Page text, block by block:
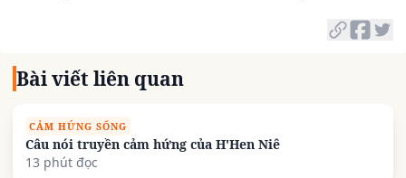
Bài viết liên quan
CẢM HỨNG SỐNG
Câu nói truyền cảm hứng của H'Hen Niê
13 phút đọc